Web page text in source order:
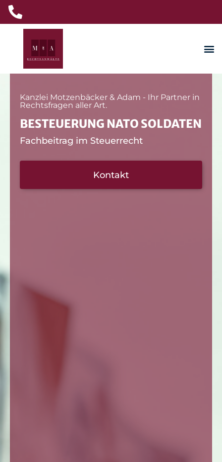
Kanzlei Motzenbäcker & Adam - Ihr Partner in
Rechtsfragen aller Art.
BESTEUERUNG NATO SOLDATEN
Fachbeitrag im Steuerrecht
Kontakt